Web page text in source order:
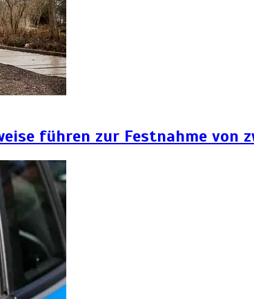
führen zur Festnahme von